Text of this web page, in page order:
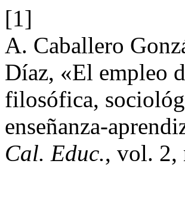
[1]
A. Caballero
Díaz, «El empleo
filosófica,
enseñanza-
Cal. Educ., vol. 2,